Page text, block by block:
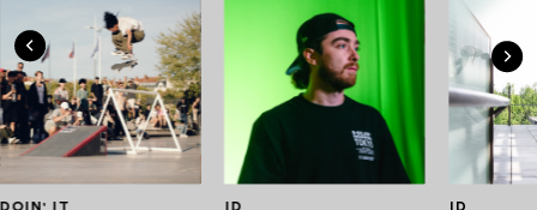
DOIN' IT ID ID